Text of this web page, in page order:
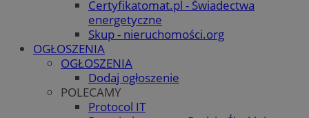
Certyfikatomat.pl - Świadectwa
energetyczne
Skup - nieruchomości.org
OGŁOSZENIA
OGŁOSZENIA
Dodaj ogłoszenie
POLECAMY
Protocol IT